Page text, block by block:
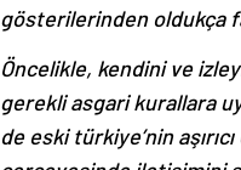
gösterilerinden oldukça
Öncelikle, kendini ve
gerekli asgari kurallara
de eski türkiye’nin